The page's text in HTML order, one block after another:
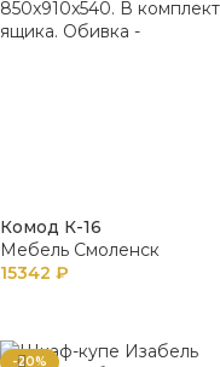
Комод К-16
Мебель Смоленск
15342 ₽
-20%